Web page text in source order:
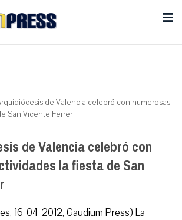
de Valencia celebró con numerosas
San Vicente Ferrer
de Valencia celebró con
la fiesta de San
16-04-2012, Gaudium Press) La